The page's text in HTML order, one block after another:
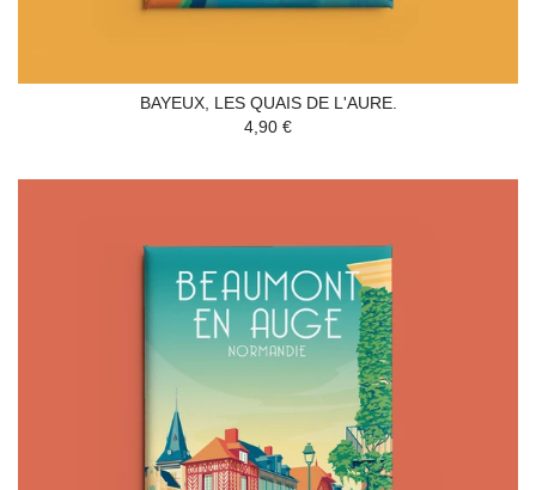
BAYEUX, LES QUAIS DE L'AURE.
4,90 €